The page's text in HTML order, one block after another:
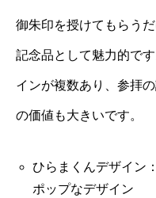
御朱印を授けてもらう
記念品として魅力的で
インが複数あり、参拝
の価値も大きいです。
ひらまくんデザイン
ポップなデザイン